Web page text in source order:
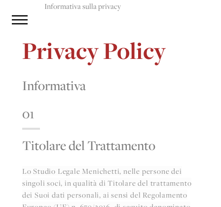
Informativa sulla privacy
Privacy Policy
Informativa
01
Titolare del Trattamento
Lo Studio Legale Menichetti, nelle persone dei
singoli soci, in qualità di Titolare del trattamento
dei Suoi dati personali, ai sensi del Regolamento